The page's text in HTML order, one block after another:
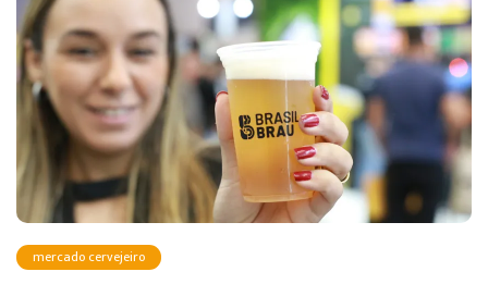
mercado cervejeiro